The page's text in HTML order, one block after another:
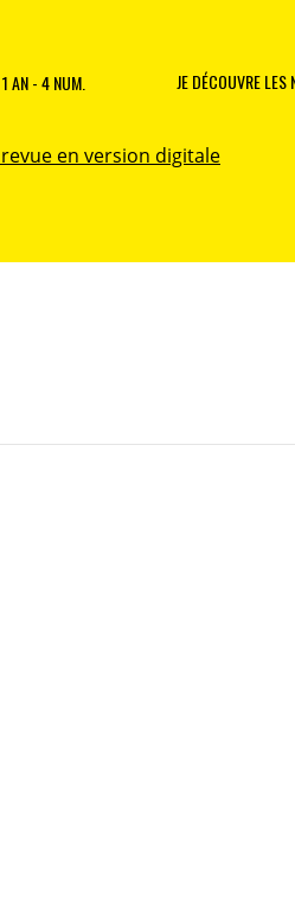
AN - 4 NUM. JE DÉCOUVRE LES
en version digitale